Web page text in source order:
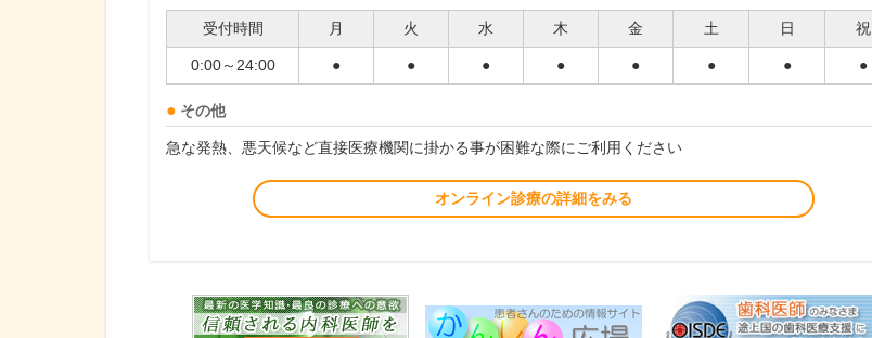
受付時間 月 火 水 木 金 土 日 祝
0:00～24:00 ● ● ● ● ● ● ● ●
その他
急な発熱、悪天候など直接医療機関に掛かる事が困難な際にご利用ください
オンライン診療の詳細をみる